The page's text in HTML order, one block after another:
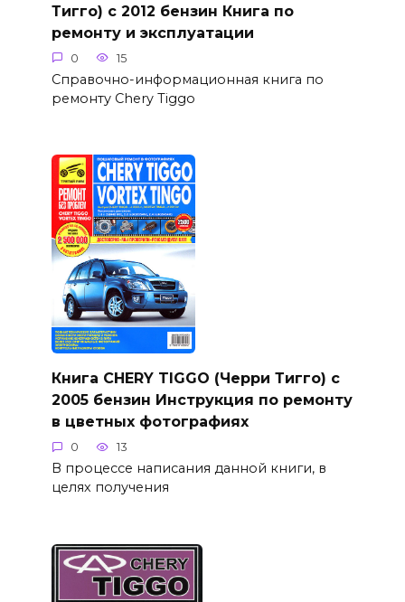
Тигго) с 2012 бензин Книга по
ремонту и эксплуатации
0 15
Справочно-информационная книга по
ремонту Chery Tiggo
Книга CHERY TIGGO (Черри Тигго) с
2005 бензин Инструкция по ремонту
в цветных фотографиях
0 13
В процессе написания данной книги, в
целях получения